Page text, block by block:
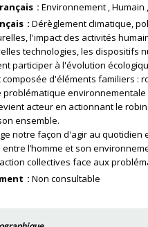
Environnement Humain
Dérèglement climatique,
l'impact des activités
technologies, les dispositifs
participer à l'évolution
d'éléments familiers :
acteur en actionnant le
ensemble.
notre façon d'agir au
l’homme et son
collectives face aux
Non consultable